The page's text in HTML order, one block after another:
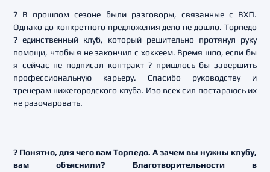
? В прошлом сезоне были разговоры, связанные с ВХЛ.
Однако до конкретного предложения дело не дошло. Торпедо
? единственный клуб, который решительно протянул руку
помощи, чтобы я не закончил с хоккеем. Время шло, если бы
я сейчас не подписал контракт ? пришлось бы завершить
профессиональную карьеру. Спасибо руководству и
тренерам нижегородского клуба. Изо всех сил постараюсь их
не разочаровать.
? Понятно, для чего вам Торпедо. А зачем вы нужны клубу,
вам объяснили? Благотворительности в